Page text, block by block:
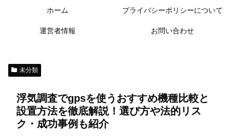
ホーム プライバシーポリシーについて
運営者情報 お問い合わせ
未分類
浮気調査でgpsを使うおすすめ機種比較と
設置方法を徹底解説！選び方や法的リス
ク・成功事例も紹介